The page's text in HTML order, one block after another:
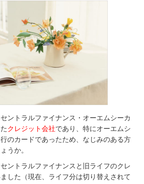
ントラルファイナンス・オーエムシーカ
クレジット会社であり、特にオーエムシ
のカードであったため、なじみのある方
うか。
ントラルファイナンスと旧ライフのクレ
した（現在、ライフ分は切り替えされて